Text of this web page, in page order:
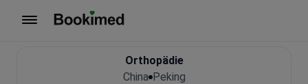
Orthopädie
China Peking